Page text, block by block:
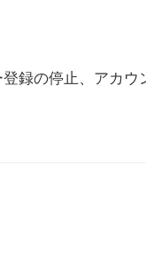
録の停止、アカウ